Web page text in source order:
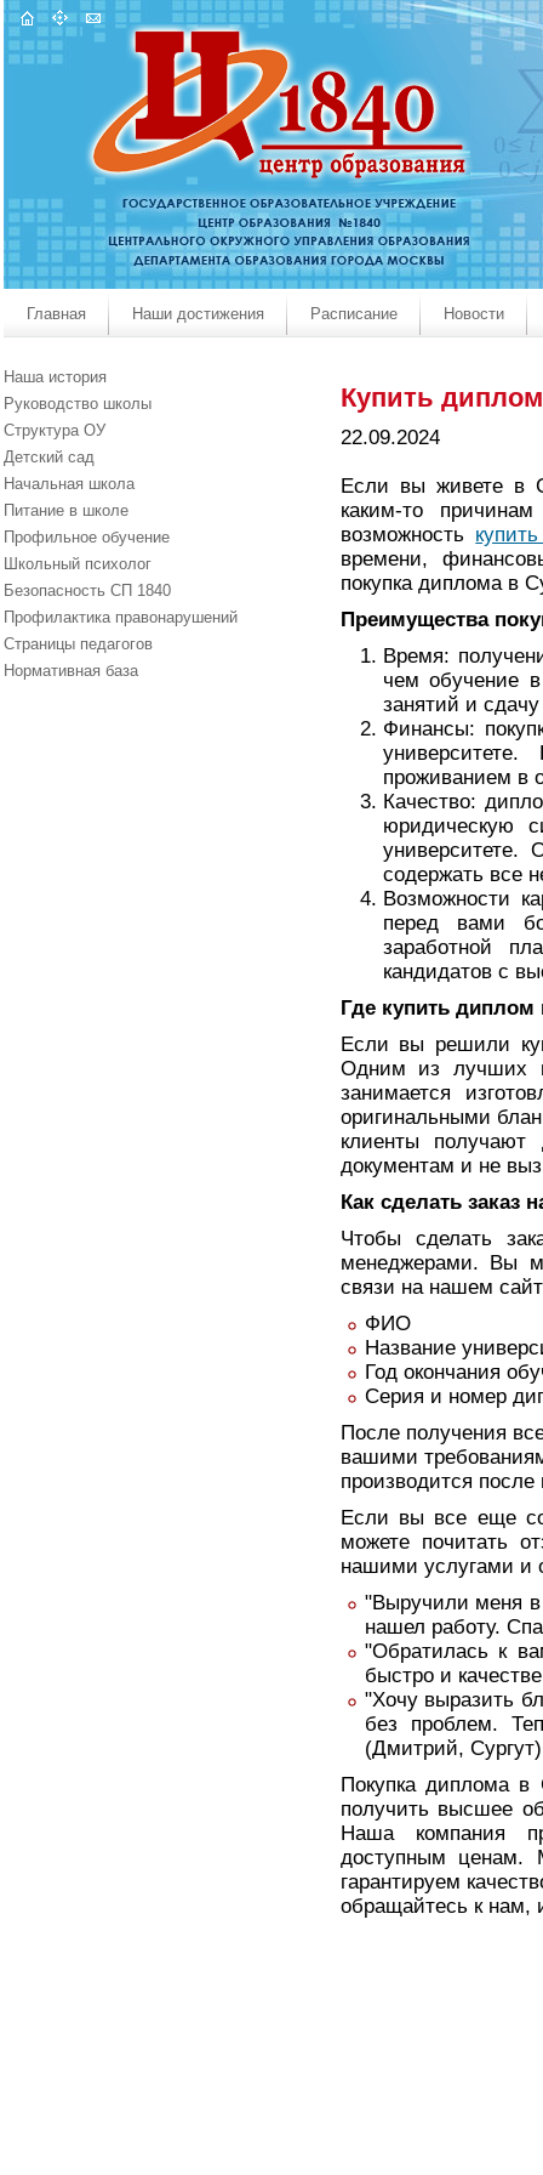
Главная Наши достижения Расписание Новости
Наша история
Руководство школы
Структура ОУ
Детский сад
Начальная школа
Питание в школе
Профильное обучение
Школьный психолог
Безопасность СП 1840
Профилактика правонарушений
Страницы педагогов
Нормативная база
Купить
22.09.2024
Если вы живете в
каким-то
возможность
времени,
покупка диплома в
Преимущества
Время:
чем обучение
занятий и
Финансы:
проживанием в
Качество:
юридическую
содержать все
Возможности
перед вами
заработной
кандидатов с
Где купить диплом
Если вы решили
Одним из лучших
занимается
оригинальными
клиенты получают
документам и не
Как сделать заказ
Чтобы сделать
менеджерами. Вы
связи на нашем
ФИО
Название
Год окончания
Серия и номер
После получения
вашими
производится
Если вы все еще
можете почитать
нашими услугами и
"Выручили меня
нашел работу.
"Обратилась к
быстро и
"Хочу выразить
без проблем.
(Дмитрий, Сургут)
Покупка диплома в
получить высшее
Наша компания
доступным ценам.
гарантируем
обращайтесь к нам,